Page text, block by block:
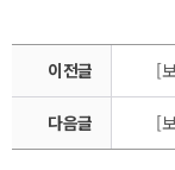
이전글
다음글